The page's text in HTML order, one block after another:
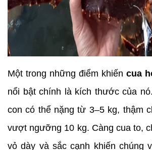
Một trong những điểm khiến cua
nổi bật chính là kích thước của
con có thể nặng từ 3–5 kg, thậm
vượt ngưỡng 10 kg. Càng cua to,
vỏ dày và sắc cạnh khiến chúng